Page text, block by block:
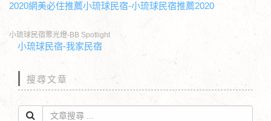
2020網美必住推薦小琉球民宿-小琉球民宿推薦2020
小琉球民宿聚光燈-BB Spotlight
小琉球民宿-我家民宿
搜尋文章